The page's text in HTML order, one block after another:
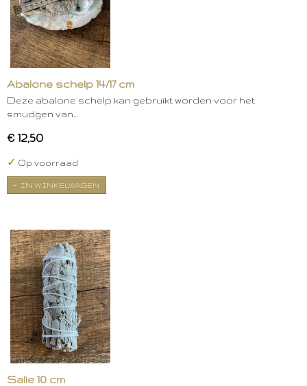
Abalone schelp 14/17 cm
Deze abalone schelp kan gebruikt worden voor het
smudgen van…
€ 12,50
✓ Op voorraad
IN WINKELWAGEN
Salie 10 cm